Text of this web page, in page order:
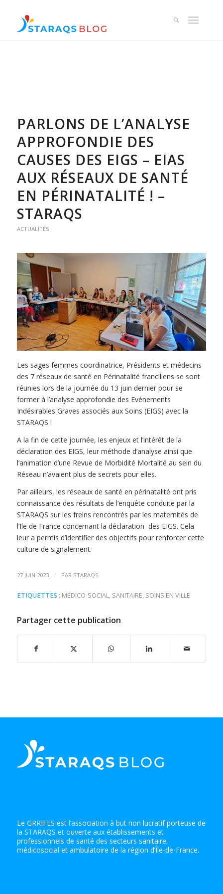
PARLONS DE L’ANALYSE
APPROFONDIE DES
CAUSES DES EIGS – EIAS
AUX RÉSEAUX DE SANTÉ
EN PÉRINATALITÉ ! –
STARAQS
ACTUALITÉS
Les sages femmes coordinatrice, Présidents et médecins
des 7 réseaux de santé en Périnatalité franciliens se sont
réunies lors de la journée du 13 juin dernier pour se
former à l’analyse approfondie des Evénements
Indésirables Graves associés aux Soins (EIGS) avec la
STARAQS !
A la fin de cette journée, les enjeux et l’intérêt de la
déclaration des EIGS, leur méthode d’analyse ainsi que
l’animation d’une Revue de Morbidité Mortalité au sein du
Réseau n’avaient plus de secrets pour elles.
Par ailleurs, les réseaux de santé en périnatalité ont pris
connaissance des résultats de l’enquête conduite par la
STARAQS sur les freins rencontrés par les maternités de
l’Ile de France concernant la déclaration des EIGS. Cela
leur a permis d’identifier des objectifs pour renforcer cette
culture de signalement.
27 JUIN 2023 / PAR STARAQS
ETIQUETTES : MÉDICO-SOCIAL, SANITAIRE, SOINS EN VILLE
Partager cette publication
Le GRRIFES est l’association à but non lucratif porteuse de
la STARAQS et ouverte aux établissements et
professionnels de santé des secteurs sanitaire,
médicosocial et ambulatoire de la région d’Île-de-France.